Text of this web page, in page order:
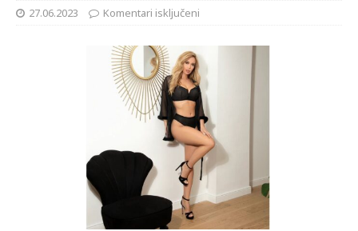
27.06.2023 Komentari isključeni